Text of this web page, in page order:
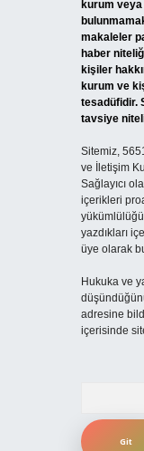
kurum veya
makaleler
haber
kişiler
kurum ve
tesadüfidir.
tavsiye
Sitemiz,
ve İletişim
Sağlayıcı
içerikleri
yazdıkları
üye olarak
Hukuka ve
adresine
içerisinde